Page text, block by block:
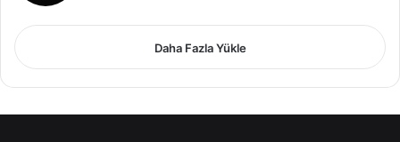
Daha Fazla Yükle